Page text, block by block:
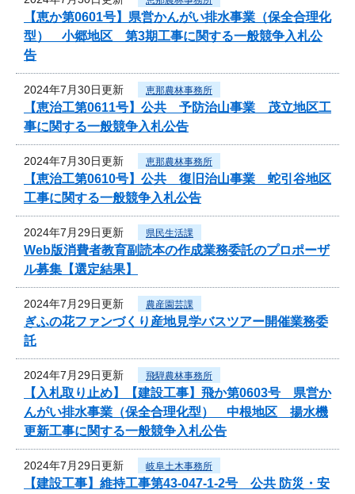
【恵か第0601号】県営かんがい排水事業（保全合理化
型） 小郷地区 第3期工事に関する一般競争入札公
告
2024年7月30日更新 恵那農林事務所
【恵治工第0611号】公共 予防治山事業 茂立地区工
事に関する一般競争入札公告
2024年7月30日更新 恵那農林事務所
【恵治工第0610号】公共 復旧治山事業 蛇引谷地区
工事に関する一般競争入札公告
2024年7月29日更新 県民生活課
Web版消費者教育副読本の作成業務委託のプロポーザ
ル募集【選定結果】
2024年7月29日更新 農産園芸課
ぎふの花ファンづくり産地見学バスツアー開催業務委
託
2024年7月29日更新 飛騨農林事務所
【入札取り止め】【建設工事】飛か第0603号 県営か
んがい排水事業（保全合理化型） 中根地区 揚水機
更新工事に関する一般競争入札公告
2024年7月29日更新 岐阜土木事務所
【建設工事】維持工事第43-047-1-2号 公共 防災・安